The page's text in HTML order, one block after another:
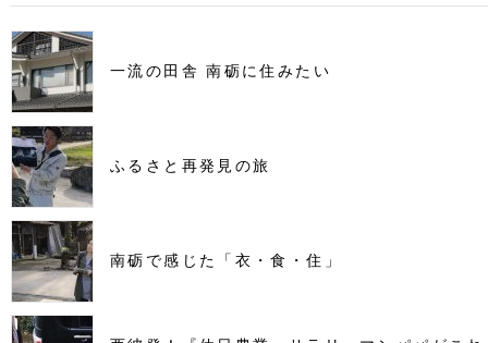
一流の田舎 南砺に住みたい
ふるさと再発見の旅
南砺で感じた「衣・食・住」